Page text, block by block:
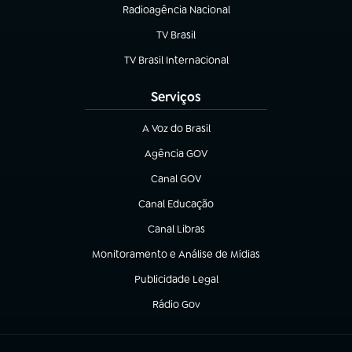
Radioagência Nacional
(abre em nova aba)
TV Brasil
(abre em nova aba)
TV Brasil Internacional
(abre em nova aba)
Serviços
A Voz do Brasil
(abre em nova aba)
Agência GOV
(abre em nova aba)
Canal GOV
(abre em nova aba)
Canal Educação
(abre em nova aba)
Canal Libras
(abre em nova aba)
Monitoramento e Análise de Mídias
(abre em nova aba)
Publicidade Legal
(abre em nova aba)
Rádio Gov
(abre em nova aba)